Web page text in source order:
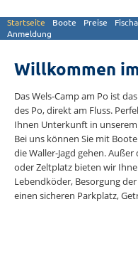
Startseite Boote Preise
Anmeldung
Willkommen
Das Wels-Camp am Po ist
des Po, direkt am Fluss.
Ihnen Unterkunft in unserem
Bei uns können Sie mit
die Waller-Jagd gehen.
oder Zeltplatz bieten wir
Lebendköder, Besorgung
einen sicheren Parkplatz,